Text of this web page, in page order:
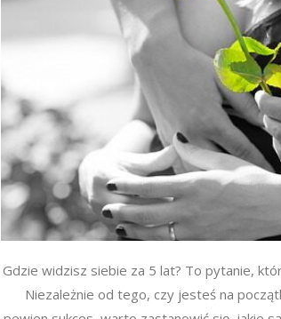
Gdzie widzisz siebie za 5 lat? To pytanie,
Niezależnie od tego, czy jesteś na